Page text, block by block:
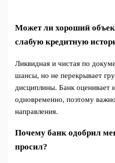
Может ли хороший
слабую кредитную
Ликвидная и чистая по
шансы, но не перекрывает
дисциплины. Банк оценивает
одновременно, поэтому
направления.
Почему банк одобрил
просил?